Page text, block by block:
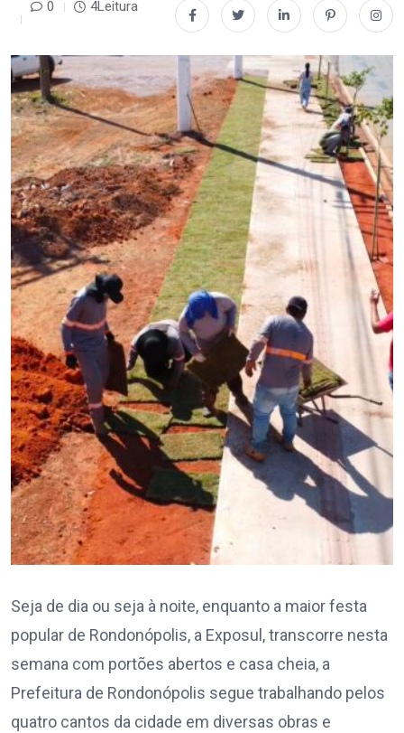
0 4Leitura
Seja de dia ou seja à noite, enquanto a maior festa
popular de Rondonópolis, a Exposul, transcorre nesta
semana com portões abertos e casa cheia, a
Prefeitura de Rondonópolis segue trabalhando pelos
quatro cantos da cidade em diversas obras e